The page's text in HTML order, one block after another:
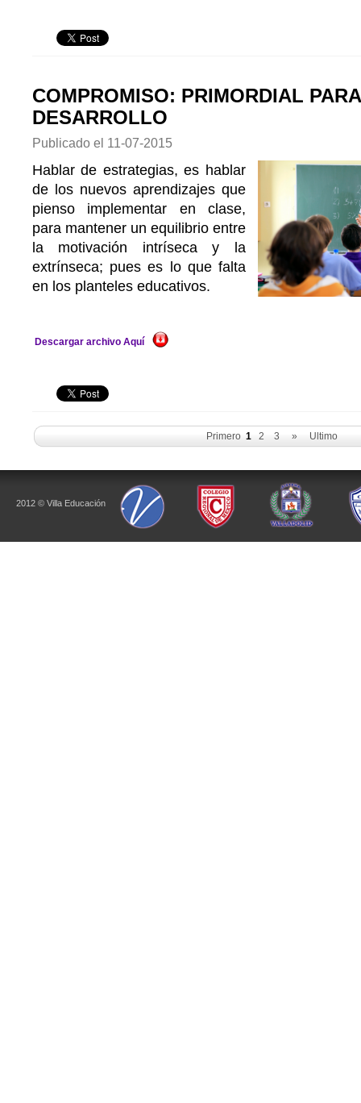
COMPROMISO: PRIMORDIAL
DESARROLLO
Publicado el 11-07-2015
Hablar de estrategias, es hablar
de los nuevos aprendizajes que
pienso implementar en clase,
para mantener un equilibrio entre
la motivación intríseca y la
extrínseca; pues es lo que falta
en los planteles educativos.
Descargar archivo Aquí
Primero 1 2 3 » Ultimo
2012 © Villa Educación